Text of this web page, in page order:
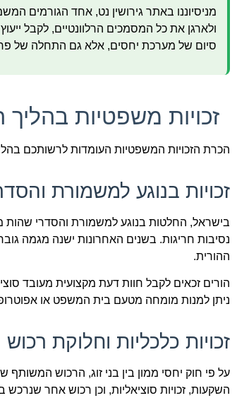
מניסיוננו באתר גירושין נט, אחד הגורמים
ולארגן את כל המסמכים הרלוונטיים, לקבל
סיום של מערכת יחסים, אלא גם התחלה של
זכויות משפטיות בהליך
הכרת הזכויות המשפטיות העומדות לרשותכם
זכויות בנוגע למשמורת
בישראל, החלטות בנוגע למשמורת והסדרי שהות
נסיבות חריגות. בשנים האחרונות ישנה מגמה
ההורית.
הורים זכאים לקבל חוות דעת מקצועית מעובד
ניתן למנות מומחה מטעם בית המשפט או
זכויות כלכליות וחלוקת רכוש
על פי חוק יחסי ממון בין בני זוג, הרכוש המשותף
השקעות, זכויות סוציאליות, וכן רכוש אחר שנרכש